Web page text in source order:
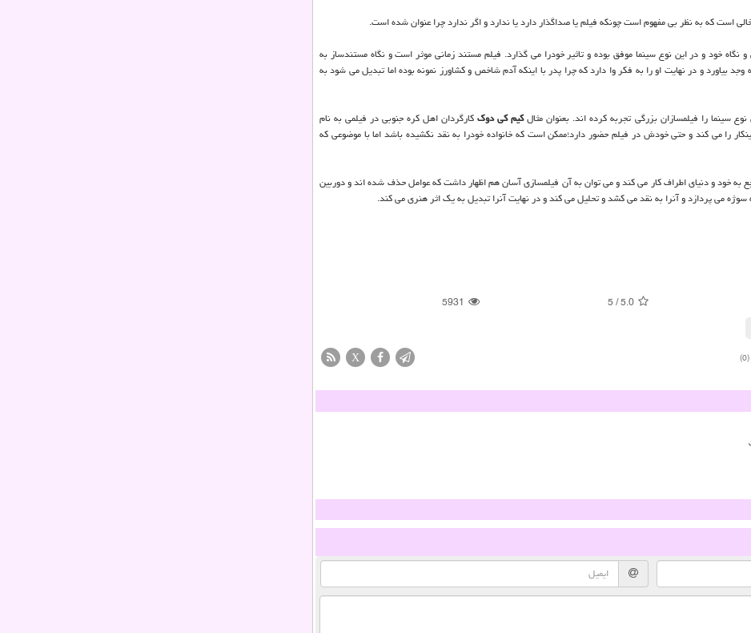
است كه به نظر بی مفهوم است چونكه فیلم یا صداگذار دارد یا ندارد و اگر ندارد چرا عنوان شده است.
خود و در این نوع سینما موفق بوده و تاثیر خودرا می گذارد. فیلم مستند زمانی موثر است و نگاه مستندساز به
بیاورد و در نهایت او را به فكر وا دارد كه چرا پدر با اینكه آدم شاخص و كشاورز نمونه بوده اما تبدیل می شود به
سینما را فیلمسازان بزرگی تجربه كرده اند. بعنوان مثالكیم كی دوككارگردان اهل كره جنوبی در فیلمی به نام
اینكار را می كند و حتی خودش در فیلم حضور دارد؛ممكن است كه خانواده خودرا به نقد نكشیده باشد اما با موضوعی كه
به خود و دنیای اطراف كار می كند و می توان به آن فیلمسازی آسان هم اظهار داشت كه عوامل حذف شده اند و دوربین
می پردازد و آنرا به نقد می كشد و تحلیل می كند و در نهایت آنرا تبدیل به یك اثر هنری می كند.
5.0
/
5
5931
(0)
X